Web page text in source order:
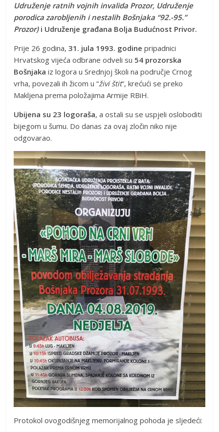
Udruženje ratnih vojnih invalida Prozor, Udruženje
porodica zarobljenih i nestalih Bošnjaka “92.-95.”
Prozor) i Udruženje građana Bolja Budućnost Privor.
Prije 26 godina,31. jula 1993. godine pripadnici
Hrvatskog vijeća odbrane odveli su 54 prozorska
Bošnjaka iz logora u Srednjoj školi na područje Crnog
vrha, povezali ih žicom u “živi štit“, krećući se preko
Makljena prema položajima Armije RBiH.
Ubijena su 23 logoraša, a ostali su se uspjeli osloboditi
bijegom u šumu. Do danas za ovaj zločin niko nije
odgovarao.
Protokol ovogodišnjeg memorijalnog pohoda je sljedeći: